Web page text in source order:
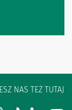
NAS TEŻ TUTAJ